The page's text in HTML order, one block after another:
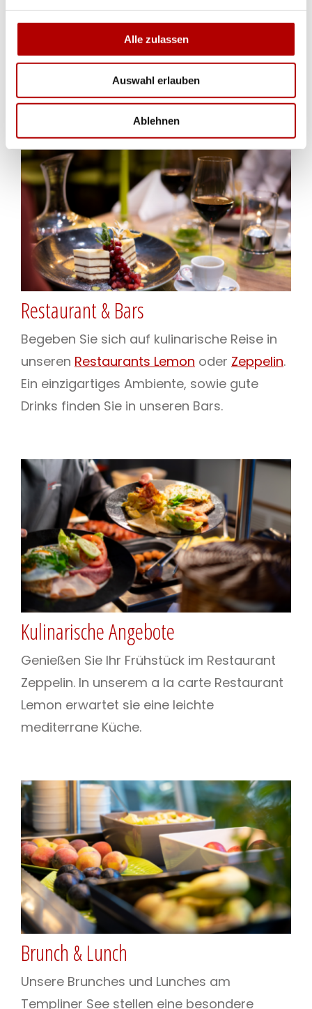
Alle zulassen
Auswahl erlauben
Ablehnen
Entdecken Sie unsere kulinarische
Angebote
Restaurant & Bars
Begeben Sie sich auf kulinarische Reise in
unseren Restaurants Lemon oder Zeppelin.
Ein einzigartiges Ambiente, sowie gute
Drinks finden Sie in unseren Bars.
Kulinarische Angebote
Genießen Sie Ihr Frühstück im Restaurant
Zeppelin. In unserem a la carte Restaurant
Lemon erwartet sie eine leichte
mediterrane Küche.
Brunch & Lunch
Unsere Brunches und Lunches am
Templiner See stellen eine besondere